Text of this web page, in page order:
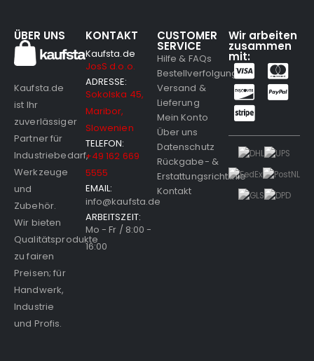
ÜBER UNS
Kaufsta.de
ist Ihr
zuverlässiger
Partner für
Industriebedarf,
Werkzeuge
und
Zubehör.
Wir bieten
Qualitätsprodukte
zu fairen
Preisen; für
Handwerk,
Industrie
und Profis.
KONTAKT
Kaufsta.de
JosS d.o.o.
ADRESSE:
Sokolska 45,
Maribor,
Slowenien
TELEFON:
+49 162 669
5555
EMAIL:
info@kaufsta.de
ARBEITSZEIT:
Mo - Fr / 8:00 -
16:00
CUSTOMER
SERVICE
Hilfe & FAQs
Bestellverfolgung
Versand &
Lieferung
Mein Konto
Über uns
Datenschutz
Rückgabe- &
Erstattungsrichtlinie
Kontakt
Wir arbeiten
zusammen
mit: